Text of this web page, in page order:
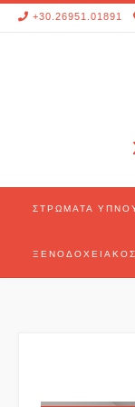
+30.26951.01891
ΣΤΡΏΜΑΤΑ